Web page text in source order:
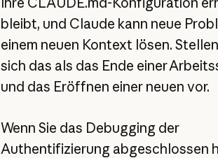
bleibt, und Claude kann neue
einem neuen Kontext lösen.
sich das als das Ende einer
und das Eröffnen einer neuen vor.
Wenn Sie das Debugging der
Authentifizierung abgeschlossen